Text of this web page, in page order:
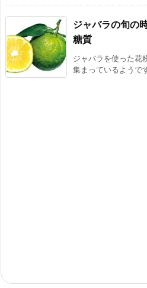
ジャバラの旬の
糖質
ジャバラを使った花
集まっているようで